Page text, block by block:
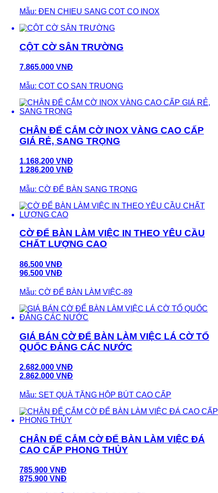
Mẫu: ĐEN CHIEU SANG COT CO INOX
CỘT CỜ SÂN TRƯỜNG
7.865.000 VNĐ
Mẫu: COT CO SAN TRUONG
CHÂN ĐẾ CẮM CỜ INOX VÀNG CAO CẤP
GIÁ RẺ, SANG TRỌNG
1.168.200 VNĐ
1.286.200 VNĐ
Mẫu: CỜ ĐỂ BÀN SANG TRỌNG
CỜ ĐỂ BÀN LÀM VIỆC IN THEO YÊU CẦU
CHẤT LƯỢNG CAO
86.500 VNĐ
96.500 VNĐ
Mẫu: CỜ ĐỂ BÀN LÀM VIỆC-89
GIÁ BÁN CỜ ĐỂ BÀN LÀM VIỆC LÁ CỜ TỔ
QUỐC ĐẢNG CÁC NƯỚC
2.682.000 VNĐ
2.862.000 VNĐ
Mẫu: SET QUÀ TẶNG HỘP BÚT CAO CẤP
CHÂN ĐẾ CẮM CỜ ĐỂ BÀN LÀM VIỆC ĐÁ
CAO CẤP PHONG THỦY
785.900 VNĐ
875.900 VNĐ